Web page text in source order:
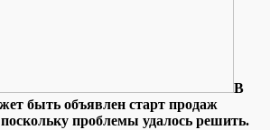
В
быть объявлен старт продаж
поскольку проблемы удалось решить.